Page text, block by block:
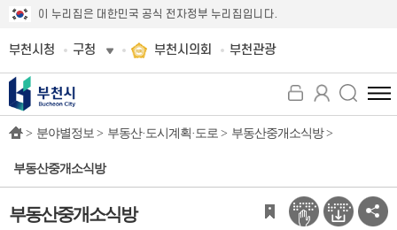
이 누리집은 대한민국 공식 전자정부 누리집입니다.
부천시청 구청 부천시의회 부천관광
전
체
기
> 분야별정보 > 부동산·도시계획·도로 > 부동산중개소식방 >
부동산중개소식방
부동산중개소식방